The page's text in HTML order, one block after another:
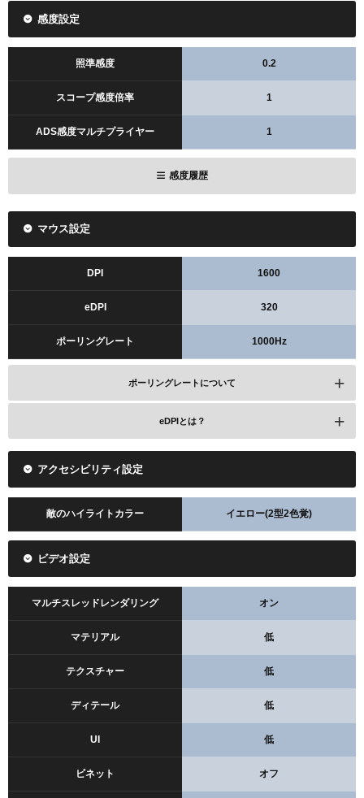
感度設定
照準感度 0.2
スコープ感度倍率 1
ADS感度マルチプライヤー 1
感度履歴
マウス設定
DPI 1600
eDPI 320
ポーリングレート 1000Hz
ポーリングレートについて
eDPIとは？
アクセシビリティ設定
敵のハイライトカラー イエロー(2型2色覚)
ビデオ設定
マルチスレッドレンダリング オン
マテリアル 低
テクスチャー 低
ディテール 低
UI 低
ビネット オフ